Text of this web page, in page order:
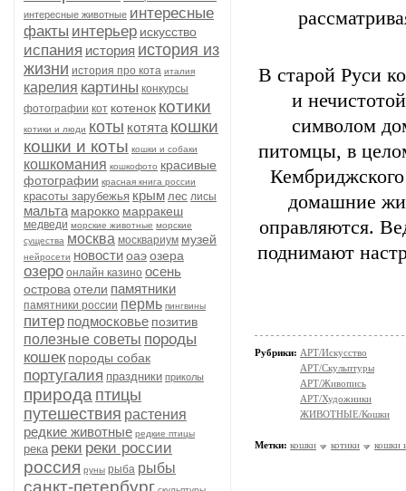
интересные животные интересные
факты интерьер искусство
испания история история из
жизни история про кота италия
карелия картины конкурсы
фотографии кот котенок котики
котики и люди коты котята кошки
кошки и коты кошки и собаки
кошкомания кошкофото красивые
фотографии красная книга россии
красоты зарубежья крым лес лисы
мальта марокко марракеш
медведи морские животные морские
существа москва москвариум музей
нейросети новостиоаэозера
озеро онлайн казино осень
острова отели памятники
памятники россии пермь пингвины
питер подмосковье позитив
полезные советы породы
кошек породы собак
португалия праздники приколы
природа птицы
путешествия растения
редкие животные редкие птицы
река реки реки россии
россия руны рыба рыбы
санкт-петербург
В старой Руси
и
символом
питомцы, в
Кембриджского
домашние
оправляются.
поднимают
Рубрики: АРТ/Искусство
АРТ/Скульптуры
АРТ/Живопись
АРТ/Художники
ЖИВОТНЫЕ/Кошки
Метки: кошки котики кошки